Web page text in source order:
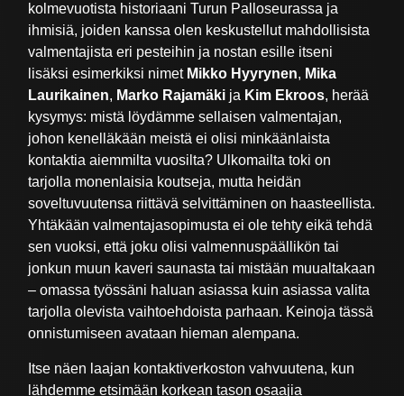
kolmevuotista historiaani Turun Palloseurassa ja
ihmisiä, joiden kanssa olen keskustellut mahdollisista
valmentajista eri pesteihin ja nostan esille itseni
lisäksi esimerkiksi nimet Mikko Hyyrynen, Mika
Laurikainen, Marko Rajamäki ja Kim Ekroos, herää
kysymys: mistä löydämme sellaisen valmentajan,
johon kenelläkään meistä ei olisi minkäänlaista
kontaktia aiemmilta vuosilta? Ulkomailta toki on
tarjolla monenlaisia koutseja, mutta heidän
soveltuvuutensa riittävä selvittäminen on haasteellista.
Yhtäkään valmentajasopimusta ei ole tehty eikä tehdä
sen vuoksi, että joku olisi valmennuspäällikön tai
jonkun muun kaveri saunasta tai mistään muualtakaan
– omassa työssäni haluan asiassa kuin asiassa valita
tarjolla olevista vaihtoehdoista parhaan. Keinoja tässä
onnistumiseen avataan hieman alempana.
Itse näen laajan kontaktiverkoston vahvuutena, kun
lähdemme etsimään korkean tason osaajia